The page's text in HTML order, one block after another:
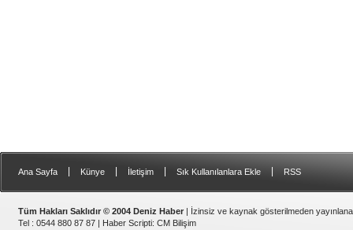
Ana Sayfa Künye İletişim Sık Kullanılanlara Ekle RSS
Tüm Hakları Saklıdır © 2004 Deniz Haber | İzinsiz ve kaynak gösterilmeden
Tel : 0544 880 87 87 | Haber Scripti: CM Bilişim